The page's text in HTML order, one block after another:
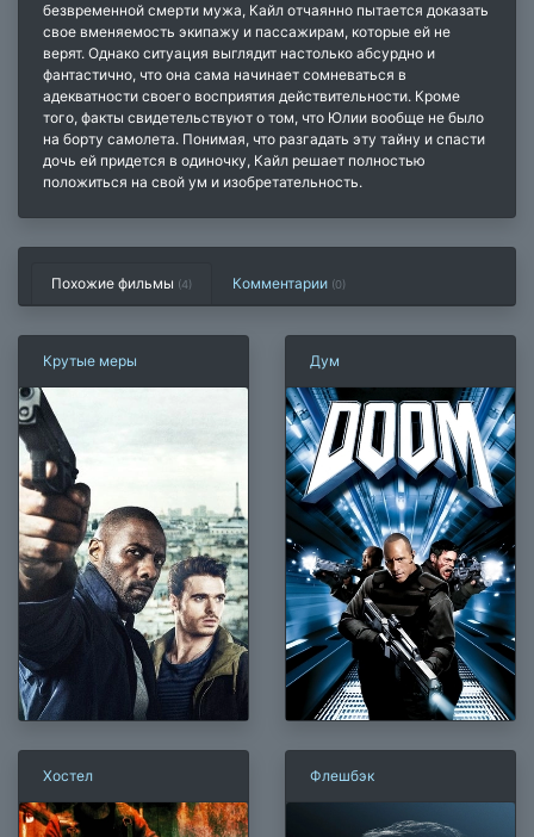
безвременной смерти мужа, Кайл отчаянно пытается доказать
свое вменяемость экипажу и пассажирам, которые ей не
верят. Однако ситуация выглядит настолько абсурдно и
фантастично, что она сама начинает сомневаться в
адекватности своего восприятия действительности. Кроме
того, факты свидетельствуют о том, что Юлии вообще не было
на борту самолета. Понимая, что разгадать эту тайну и спасти
дочь ей придется в одиночку, Кайл решает полностью
положиться на свой ум и изобретательность.
Похожие фильмы (4) Комментарии (0)
Крутые меры Дум
Хостел Флешбэк